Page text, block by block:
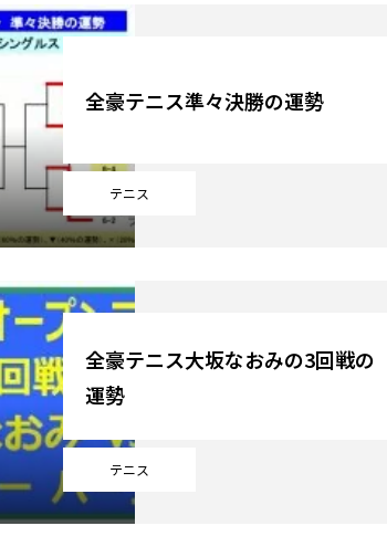
テニス
全豪テニス準々決勝の運勢
テニス
全豪テニス大坂なおみの3回戦の
運勢